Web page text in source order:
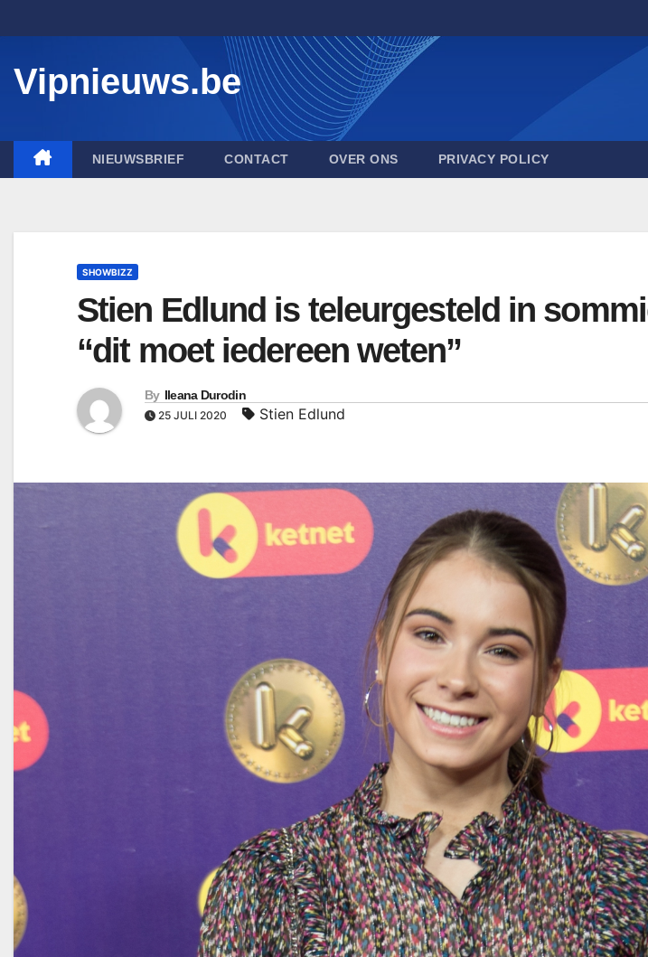
to
Vipnieuws.be
NIEUWSBRIEF CONTACT OVER ONS PRIVACY POLICY
SHOWBIZZ
Stien Edlund is teleurgesteld in
“dit moet iedereen weten”
By Ileana Durodin
25 JULI 2020 Stien Edlund